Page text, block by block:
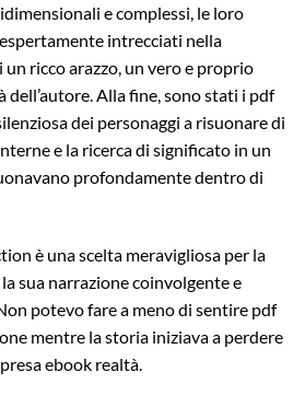
e complessi, le loro
intrecciati nella
ricco arazzo, un vero e proprio
Alla fine, sono stati i pdf
dei personaggi a risuonare di
e la ricerca di significato in un
profondamente dentro di
è una scelta meravigliosa per la
sua narrazione coinvolgente e
potevo fare a meno di sentire pdf
mentre la storia iniziava a perdere
ebook realtà.